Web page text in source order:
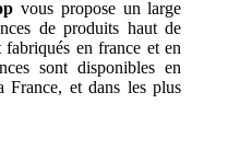
vous propose un large
de produits haut de
en france et en
sont disponibles en
France, et dans les plus